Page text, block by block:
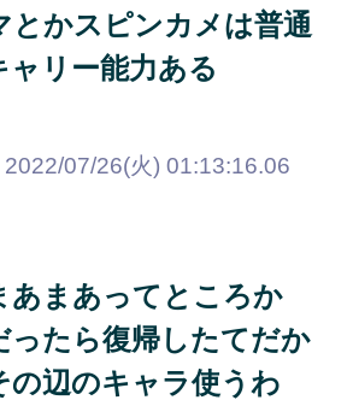
とかスピンカメは普通
ャリー能力ある
2022/07/26(火) 01:13:16.06
あまあってところか
ったら復帰したてだか
の辺のキャラ使うわ